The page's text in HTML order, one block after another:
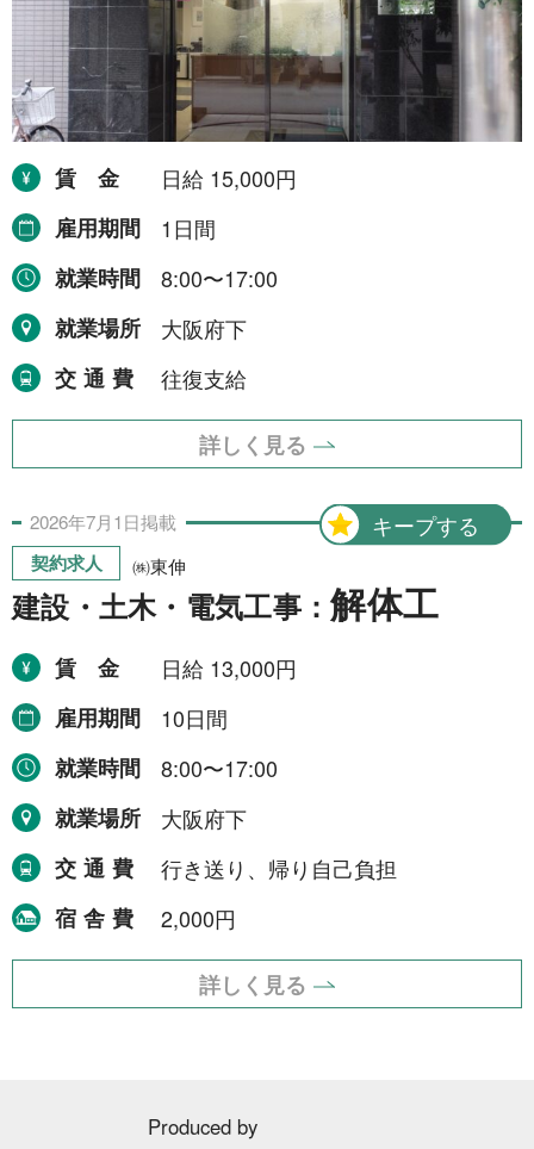
NEWS
事業者一覧
利用規約
プライバシーポリシー
賃金
日給 15,000円
雇用期間
1日間
就業時間
8:00〜17:00
就業場所
大阪府下
交通費
往復支給
詳しく見る
キープする
2026年7月1日掲載
契約求人 ㈱東伸
建設・土木・電気工事：解体工
賃金
日給 13,000円
雇用期間
10日間
就業時間
8:00〜17:00
就業場所
大阪府下
交通費
行き送り、帰り自己負担
宿舎費
2,000円
詳しく見る
Produced by